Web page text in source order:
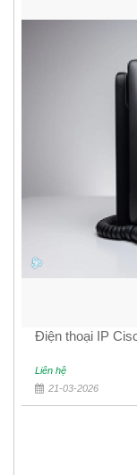
Điện thoại IP
Liên hệ
21-03-2026